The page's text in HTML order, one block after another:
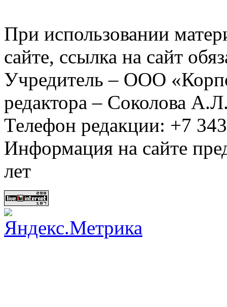
При использовании
сайте, ссылка на сайт
Учредитель – ООО
редактора – Соколова
Телефон редакции: +7
Информация на сайте
лет